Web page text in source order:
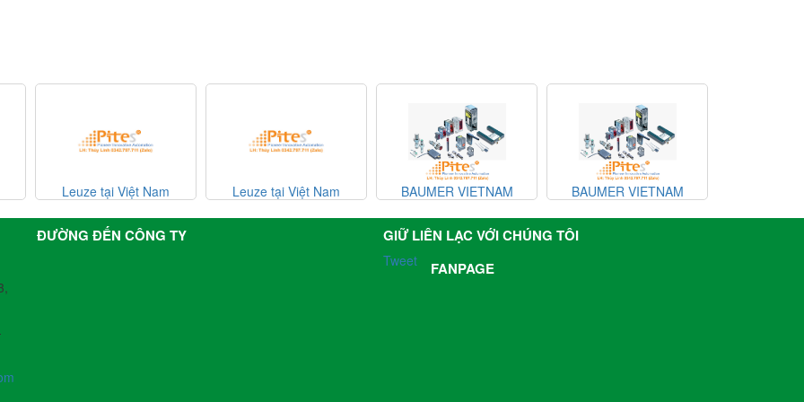
Leuze tại Việt Nam BAUMER VIETNAM BAUMER VIETNAM BAUMER VIETNAM
ĐƯỜNG ĐẾN CÔNG TY GIỮ LIÊN LẠC VỚI CHÚNG TÔI
Tweet FANPAGE